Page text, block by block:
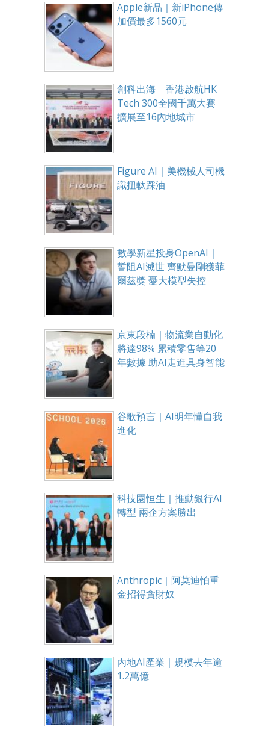
Apple新品｜新iPhone傳
加價最多1560元
創科出海 香港啟航HK
Tech 300全國千萬大賽
擴展至16內地城市
Figure AI｜美機械人司機
識扭軚踩油
數學新星投身OpenAI｜
誓阻AI滅世 齊默曼剛獲菲
爾茲獎 憂大模型失控
京東段楠｜物流業自動化
將達98% 累積零售等20
年數據 助AI走進具身智能
谷歌預言｜AI明年懂自我
進化
科技園恒生｜推動銀行AI
轉型 兩企方案勝出
Anthropic｜阿莫迪怕重
金招得貪財奴
內地AI產業｜規模去年逾
1.2萬億